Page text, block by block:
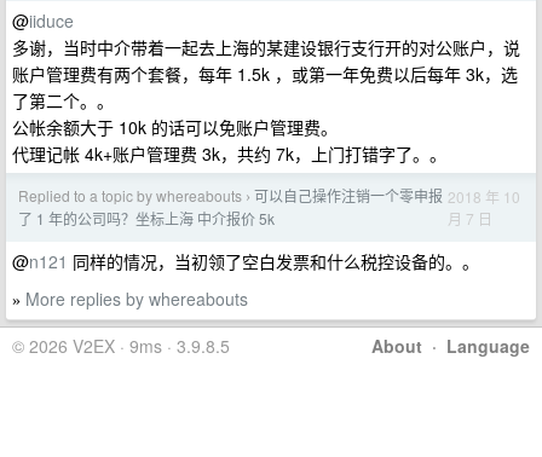
@iiduce
多谢，当时中介带着一起去上海的某建设银行支行开的对公账户，说
账户管理费有两个套餐，每年 1.5k ，或第一年免费以后每年 3k，选
了第二个。。
公帐余额大于 10k 的话可以免账户管理费。
代理记帐 4k+账户管理费 3k，共约 7k，上门打错字了。。
Replied to a topic by whereabouts › 可以自己操作注销一个零申报
了 1 年的公司吗？坐标上海 中介报价 5k
2018 年 10
月 7 日
@n121 同样的情况，当初领了空白发票和什么税控设备的。。
» More replies by whereabouts
About · Language
© 2026 V2EX · 9ms · 3.9.8.5